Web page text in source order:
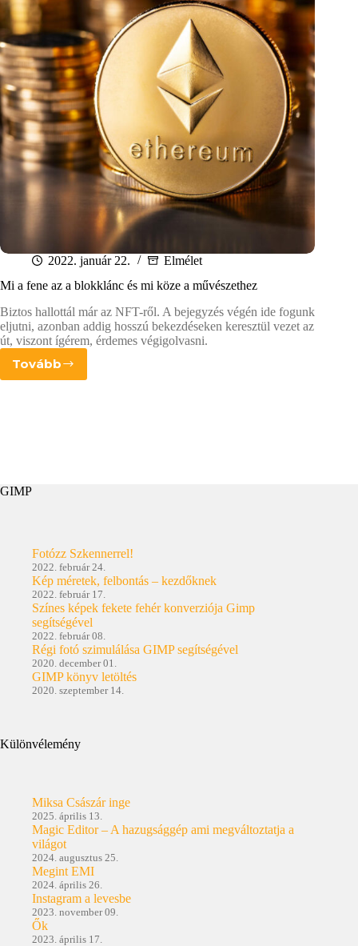
2022. január 22.
Elmélet
Mi a fene az a blokklánc és mi köze a művészethez
Biztos hallottál már az NFT-ről. A bejegyzés végén ide fogunk
eljutni, azonban addig hosszú bekezdéseken keresztül vezet az
út, viszont ígérem, érdemes végigolvasni.
Tovább
Mi
GIMP
Fotózz Szkennerrel!
2022. február 24.
Kép méretek, felbontás – kezdőknek
2022. február 17.
Színes képek fekete fehér konverziója Gimp
segítségével
2022. február 08.
Régi fotó szimulálása GIMP segítségével
2020. december 01.
GIMP könyv letöltés
2020. szeptember 14.
Különvélemény
Miksa Császár inge
2025. április 13.
Magic Editor – A hazugsággép ami megváltoztatja a
világot
2024. augusztus 25.
Megint EMI
2024. április 26.
Instagram a levesbe
2023. november 09.
Ők
2023. április 17.